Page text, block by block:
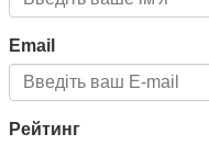
Email
Рейтинг